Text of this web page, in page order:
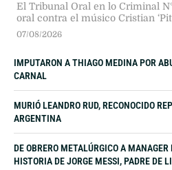
El Tribunal Oral en lo Criminal
oral contra el músico Cristian
próximo 10 de agosto. La
07/08/2026
IMPUTARON A THIAGO MEDINA POR
CARNAL
MURIÓ LEANDRO RUD, RECONOCIDO
ARGENTINA
DE OBRERO METALÚRGICO A
HISTORIA DE JORGE MESSI, PADRE DE